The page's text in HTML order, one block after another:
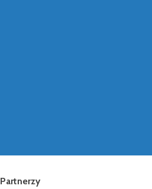
Partnerzy